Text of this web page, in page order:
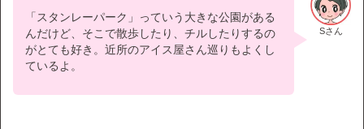
Sさん
「スタンレーパーク」っていう大きな公園がある
んだけど、そこで散歩したり、チルしたりするの
がとても好き。近所のアイス屋さん巡りもよくし
ているよ。